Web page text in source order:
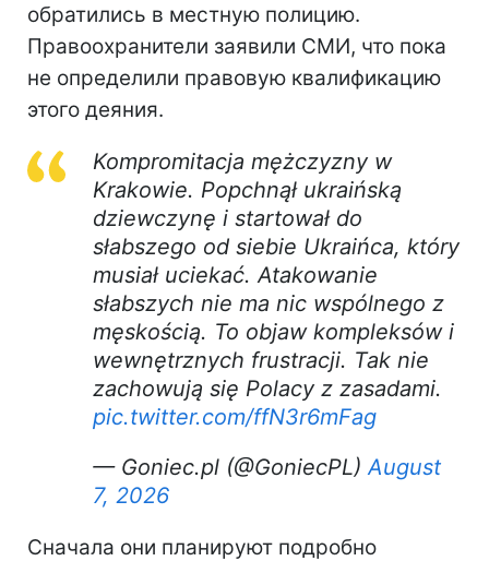
обратились в местную полицию.
Правоохранители заявили СМИ, что пока
не определили правовую квалификацию
этого деяния.
Kompromitacja mężczyzny w
Krakowie. Popchnął ukraińską
dziewczynę i startował do
słabszego od siebie Ukraińca, który
musiał uciekać. Atakowanie
słabszych nie ma nic wspólnego z
męskością. To objaw kompleksów i
wewnętrznych frustracji. Tak nie
zachowują się Polacy z zasadami.
pic.twitter.com/ffN3r6mFag
— Goniec.pl (@GoniecPL) August
7, 2026
Сначала они планируют подробно